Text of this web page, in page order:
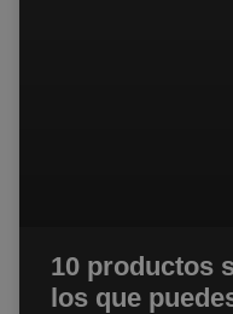
10 productos
los que